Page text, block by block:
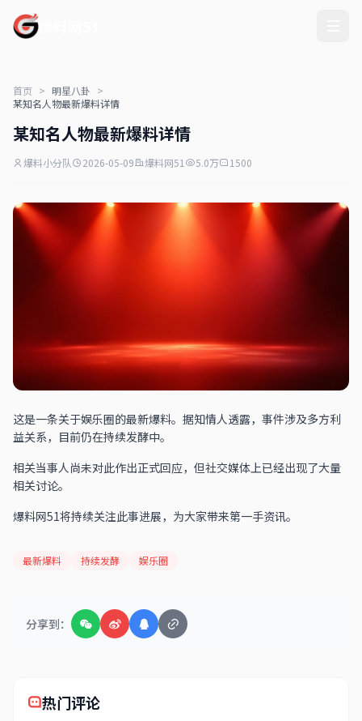
首页 > 明星八卦 >
某知名人物最新爆料详情
某知名人物最新爆料详情
爆料小分队 2026-05-09 爆料网51 5.0万 1500
这是一条关于娱乐圈的最新爆料。据知情人透露，事件涉及多方利
益关系，目前仍在持续发酵中。
相关当事人尚未对此作出正式回应，但社交媒体上已经出现了大量
相关讨论。
爆料网51将持续关注此事进展，为大家带来第一手资讯。
最新爆料 持续发酵 娱乐圈
分享到：
热门评论